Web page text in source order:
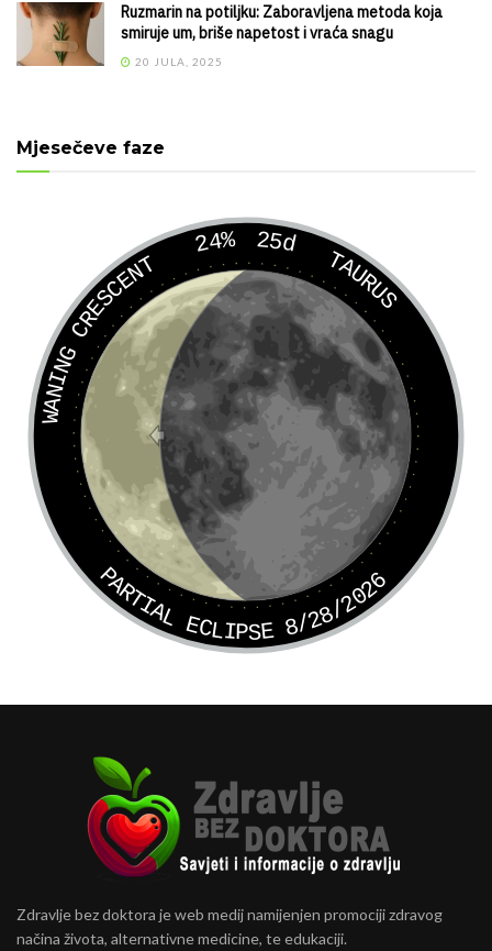
Ruzmarin na potiljku: Zaboravljena metoda koja
smiruje um, briše napetost i vraća snagu
20 JULA, 2025
Mjesečeve faze
24% 25d
TAURUS
WANING CRESCENT
PARTIAL ECLIPSE 8/28/2026
Zdravlje bez doktora je web medij namijenjen promociji zdravog
načina života, alternativne medicine, te edukaciji.